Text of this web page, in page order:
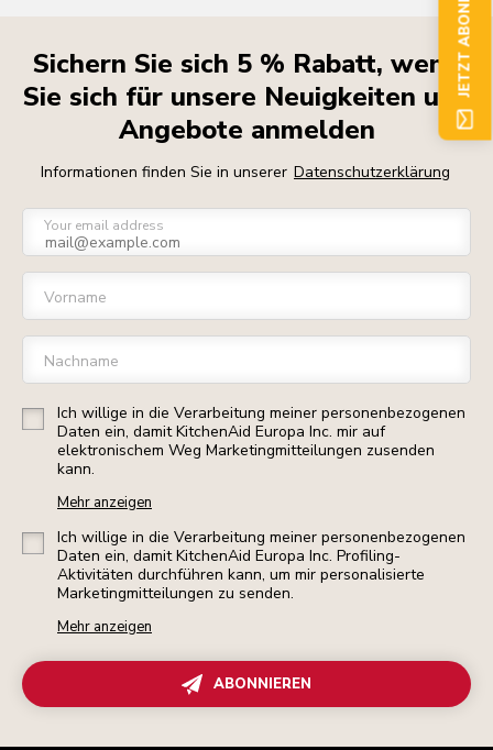
Sichern Sie sich 5 % Rabatt, wenn
Sie sich für unsere Neuigkeiten und
Angebote anmelden
Informationen finden Sie in unserer Datenschutzerklärung
Your email address
Vorname
Nachname
Ich willige in die Verarbeitung meiner personenbezogenen
Daten ein, damit KitchenAid Europa Inc. mir auf
elektronischem Weg Marketingmitteilungen zusenden
kann.
Mehr anzeigen
Ich willige in die Verarbeitung meiner personenbezogenen
Daten ein, damit KitchenAid Europa Inc. Profiling-
Aktivitäten durchführen kann, um mir personalisierte
Marketingmitteilungen zu senden.
Mehr anzeigen
ABONNIEREN